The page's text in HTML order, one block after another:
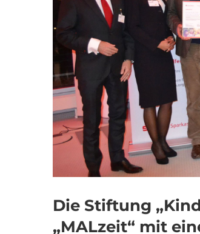
Die Stiftung
„MALzeit“ mit